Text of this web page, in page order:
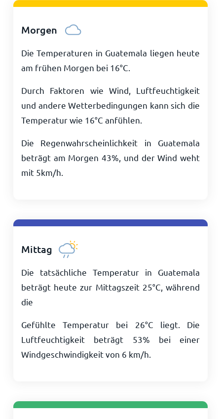
Morgen
Die Temperaturen in Guatemala liegen heute
am frühen Morgen bei 16°C
Durch Faktoren wie Wind, Luftfeuchtigkeit
und andere Wetterbedingungen kann sich die
Temperatur wie 16°C anfühlen.
Die Regenwahrscheinlichkeit in Guatemala
beträgt am Morgen 43%, und der Wind weht
mit 5km/h
Mittag
Die tatsächliche Temperatur in Guatemala
beträgt heute zur Mittagszeit 25°C , während
die
Gefühlte Temperatur bei 26°C liegt. Die
Luftfeuchtigkeit beträgt 53% bei einer
Windgeschwindigkeit von 6 km/h